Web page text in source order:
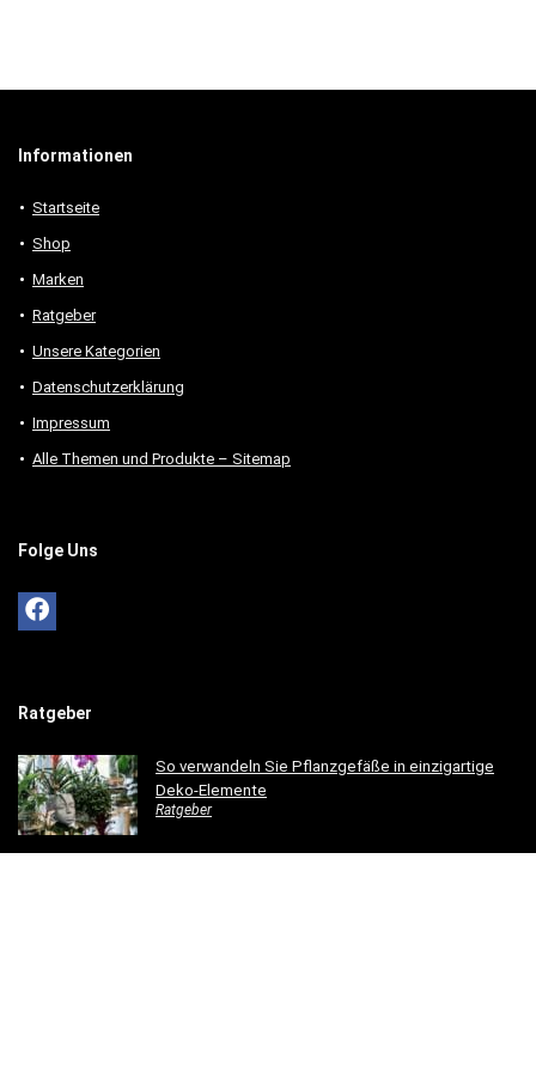
Informationen
Startseite
Shop
Marken
Ratgeber
Unsere Kategorien
Datenschutzerklärung
Impressum
Alle Themen und Produkte – Sitemap
Folge Uns
Ratgeber
So verwandeln Sie Pflanzgefäße in einzigartige
Deko-Elemente
Ratgeber